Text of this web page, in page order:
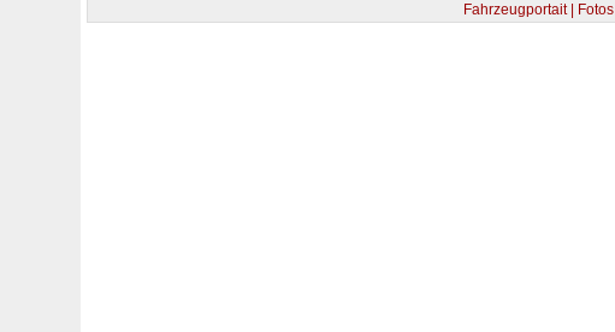
Fahrzeugportait | Fotos